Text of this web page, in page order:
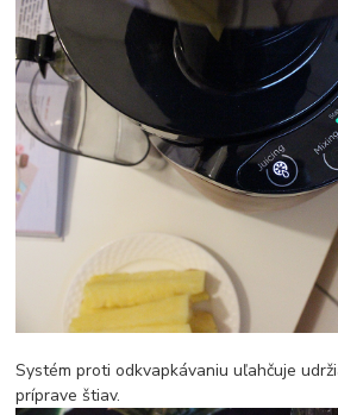
Systém proti odkvapkávaniu uľahčuje
príprave štiav.